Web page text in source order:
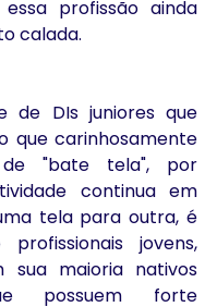
profissão ainda
calada.
de DIs juniores que
que carinhosamente
de "bate tela", por
continua em
tela para outra, é
profissionais jovens,
sua maioria nativos
possuem forte